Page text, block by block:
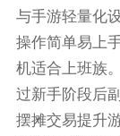
与手游轻量化
操作简单易上
机适合上班族
过新手阶段后
摆摊交易提升